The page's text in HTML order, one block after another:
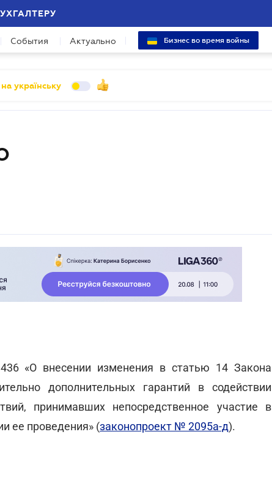
События Актуально Бизнес во время войны
українську
«О внесении изменения в статью 14 Закона
дополнительных гарантий в содействии
принимавших непосредственное участие в
ее проведения» (законопроект № 2095а-д).